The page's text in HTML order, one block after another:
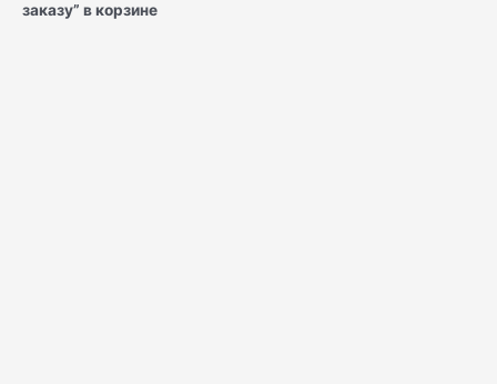
заказу” в корзине